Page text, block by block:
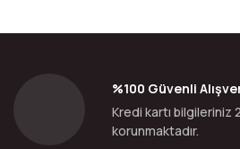
%100 Güvenli
Kredi kartı bilgileriniz
korunmaktadır.